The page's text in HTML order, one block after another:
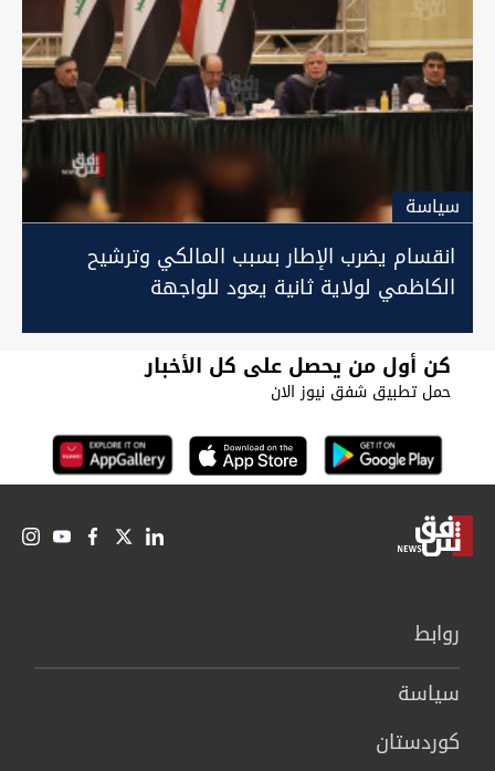
سیاسة
انقسام يضرب الإطار بسبب المالكي وترشيح
الكاظمي لولاية ثانية يعود للواجهة
كن أول من يحصل على كل الأخبار
حمل تطبيق شفق نيوز الان
روابط
سیاسة
كوردستان